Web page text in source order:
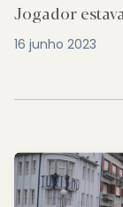
Jogador
16 junho 2023